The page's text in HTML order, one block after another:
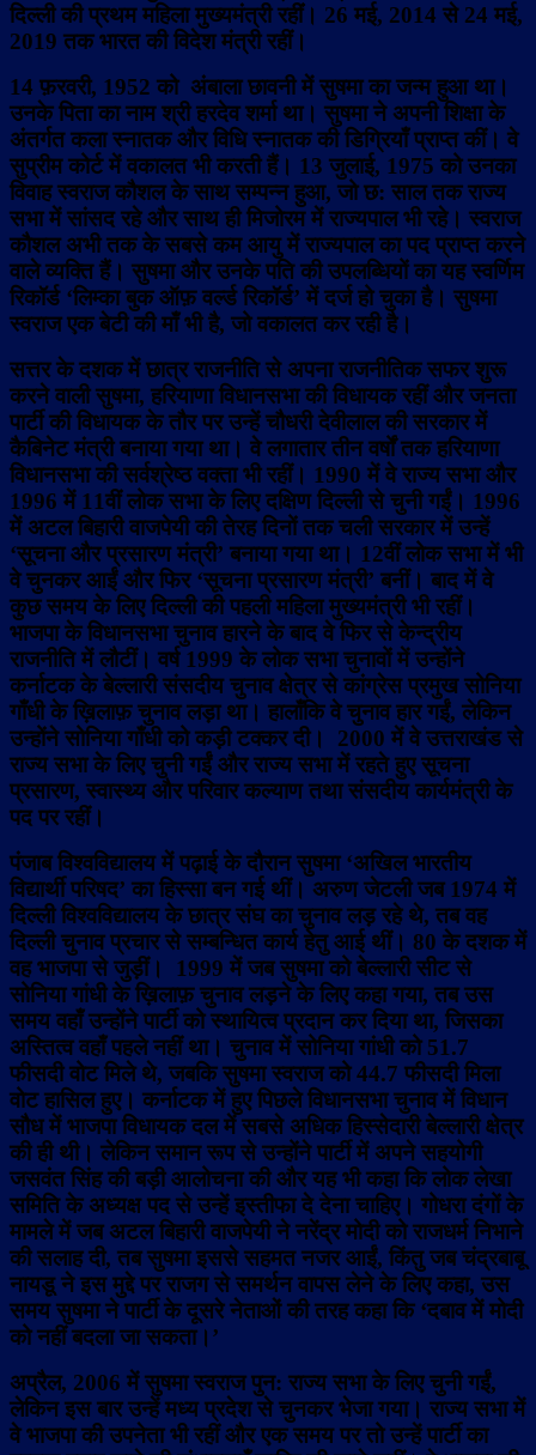
दिल्ली की प्रथम महिला मुख्यमंत्री रहींं। 26 मई, 2014 से 24 मई,
2019 तक भारत की विदेश मंत्री रहीं।
14 फ़रवरी, 1952 को अंबाला छावनी में सुषमा का जन्म हुआ था।
उनके पिता का नाम श्री हरदेव शर्मा था। सुषमा ने अपनी शिक्षा के
अंतर्गत कला स्नातक और विधि स्नातक की डिग्रियाँ प्राप्त कीं। वे
सुप्रीम कोर्ट में वकालत भी करती हैं। 13 जुलाई, 1975 को उनका
विवाह स्वराज कौशल के साथ सम्पन्न हुआ, जो छ: साल तक राज्य
सभा में सांसद रहे और साथ ही मिजोरम में राज्यपाल भी रहे। स्वराज
कौशल अभी तक के सबसे कम आयु में राज्यपाल का पद प्राप्त करने
वाले व्यक्ति हैं। सुषमा और उनके पति की उपलब्धियों का यह स्वर्णिम
रिकॉर्ड ‘लिम्का बुक ऑफ़ वर्ल्ड रिकॉर्ड’ में दर्ज हो चुका है। सुषमा
स्वराज एक बेटी की माँ भी है, जो वकालत कर रही है।
सत्तर के दशक में छात्र राजनीति से अपना राजनीतिक सफर शुरू
करने वाली सुषमा, हरियाणा विधानसभा की विधायक रहीं और जनता
पार्टी की विधायक के तौर पर उन्हें चौधरी देवीलाल की सरकार में
कैबिनेट मंत्री बनाया गया था। वे लगातार तीन वर्षों तक हरियाणा
विधानसभा की सर्वश्रेष्ठ वक्ता भी रहीं। 1990 में वे राज्य सभा और
1996 में 11वीं लोक सभा के लिए दक्षिण दिल्ली से चुनी गईं। 1996
में अटल बिहारी वाजपेयी की तेरह दिनों तक चली सरकार में उन्हें
‘सूचना और प्रसारण मंत्री’ बनाया गया था। 12वीं लोक सभा में भी
वे चुनकर आईं और फिर ‘सूचना प्रसारण मंत्री’ बनीं। बाद में वे
कुछ समय के लिए दिल्ली की पहली महिला मुख्‍यमंत्री भी रहीं।
भाजपा के विधानसभा चुनाव हारने के बाद वे फिर से केन्द्रीय
राजनीति में लौटीं। वर्ष 1999 के लोक सभा चुनावों में उन्होंने
कर्नाटक के बेल्लारी संसदीय चुनाव क्षेत्र से कांग्रेस प्रमुख सोनिया
गाँधी के ख़िलाफ़ चुनाव लड़ा था। हालाँकि वे चुनाव हार गईं, लेकिन
उन्होंने सोनिया गाँधी को कड़ी टक्कर दी। 2000 में वे उत्तराखंड से
राज्य सभा के लिए चुनी गईं और राज्य सभा में रहते हुए सूचना
प्रसारण, स्वास्थ्य और परिवार कल्याण तथा संसदीय कार्यमंत्री के
पद पर रहीं।
पंजाब विश्वविद्यालय में पढ़ाई के दौरान सुषमा ‘अखिल भारतीय
विद्यार्थी परिषद’ का हिस्सा बन गई थीं। अरुण जेटली जब 1974 में
दिल्ली विश्वविद्यालय के छात्र संघ का चुनाव लड़ रहे थे, तब वह
दिल्ली चुनाव प्रचार से सम्बन्धित कार्य हेतु आई थीं। 80 के दशक में
वह भाजपा से जुड़ीं। 1999 में जब सुषमा को बेल्लारी सीट से
सोनिया गांधी के ख़िलाफ़ चुनाव लड़ने के लिए कहा गया, तब उस
समय वहाँ उन्होंने पार्टी को स्थायित्व प्रदान कर दिया था, जिसका
अस्तित्व वहाँ पहले नहीं था। चुनाव में सोनिया गांधी को 51.7
फीसदी वोट मिले थे, जबकि सुषमा स्वराज को 44.7 फीसदी मिला
वोट हासिल हुए। कर्नाटक में हुए पिछले विधानसभा चुनाव में विधान
सौध में भाजपा विधायक दल में सबसे अधिक हिस्सेदारी बेल्लारी क्षेत्र
की ही थी। लेकिन समान रूप से उन्होंने पार्टी में अपने सहयोगी
जसवंत सिंह की बड़ी आलोचना की और यह भी कहा कि लोक लेखा
समिति के अध्यक्ष पद से उन्हें इस्तीफा दे देना चाहिए। गोधरा दंगों के
मामले में जब अटल बिहारी वाजपेयी ने नरेंद्र मोदी को राजधर्म निभाने
की सलाह दी, तब सुषमा इससे सहमत नजर आईं, किंतु जब चंद्रबाबू
नायडू ने इस मुद्दे पर राजग से समर्थन वापस लेने के लिए कहा, उस
समय सुषमा ने पार्टी के दूसरे नेताओं की तरह कहा कि ‘दबाव में मोदी
को नहीं बदला जा सकता।’
अप्रैल, 2006 में सुषमा स्वराज पुन: राज्य सभा के लिए चुनी गईं,
लेकिन इस बार उन्हें मध्य प्रदेश से चुनकर भेजा गया। राज्य सभा में
वे भाजपा की उपनेता भी रहीं और एक समय पर तो उन्हें पार्टी का